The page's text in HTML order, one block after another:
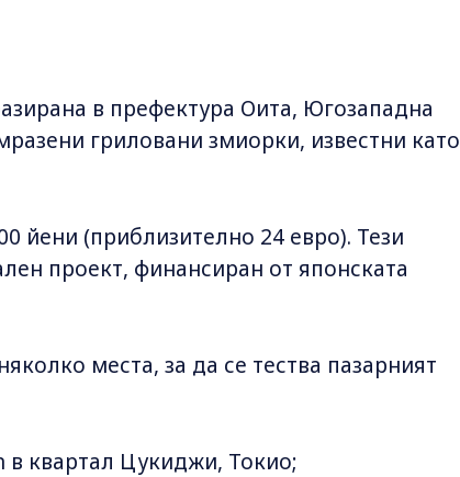
в префектура Оита, Югозападна
гриловани змиорки, известни като
йени (приблизително 24 евро). Тези
проект, финансиран от японската
места, за да се тества пазарният
в квартал Цукиджи, Токио;